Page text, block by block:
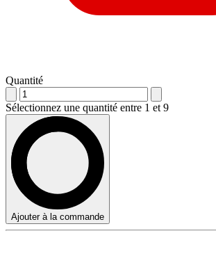
Quantité
Sélectionnez une quantité entre 1 et 9
Ajouter à la commande